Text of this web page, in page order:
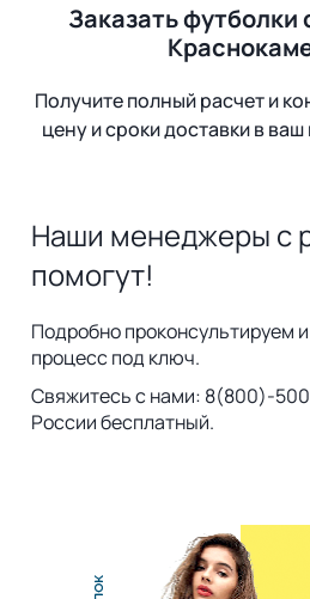
Заказать футболки
Получите полный расчет и
цену и сроки доставки в
Наши менеджеры с
помогут!
Подробно проконсультируем
процесс под ключ.
Свяжитесь с нами: 8(800)-
России бесплатный.